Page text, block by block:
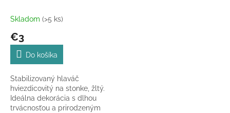
Skladom (>5 ks)
€3
Do košíka
Stabilizovaný hlaváč
hviezdicovitý na stonke, žltý.
Ideálna dekorácia s dlhou
trvácnosťou a prirodzeným